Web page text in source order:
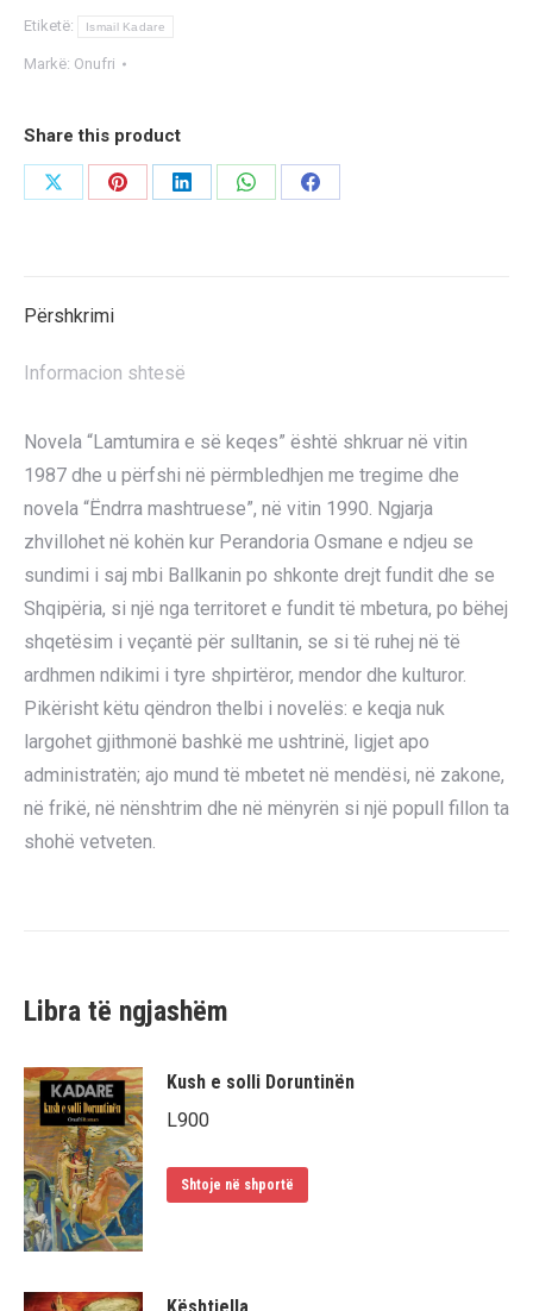
keqes
Etiketë: Ismail Kadare
Markë: Onufri
Share this product
Share
Share
Share
Share
Share
Përshkrimi
Informacion shtesë
Novela “Lamtumira e së keqes” është shkruar në vitin
1987 dhe u përfshi në përmbledhjen me tregime dhe
novela “Ëndrra mashtruese”, në vitin 1990. Ngjarja
zhvillohet në kohën kur Perandoria Osmane e ndjeu se
sundimi i saj mbi Ballkanin po shkonte drejt fundit dhe se
Shqipëria, si një nga territoret e fundit të mbetura, po bëhej
shqetësim i veçantë për sulltanin, se si të ruhej në të
ardhmen ndikimi i tyre shpirtëror, mendor dhe kulturor.
Pikërisht këtu qëndron thelbi i novelës: e keqja nuk
largohet gjithmonë bashkë me ushtrinë, ligjet apo
administratën; ajo mund të mbetet në mendësi, në zakone,
në frikë, në nënshtrim dhe në mënyrën si një popull fillon ta
shohë vetveten.
Libra të ngjashëm
Kush e solli Doruntinën
L900
Shtoje në shportë
Kështjella